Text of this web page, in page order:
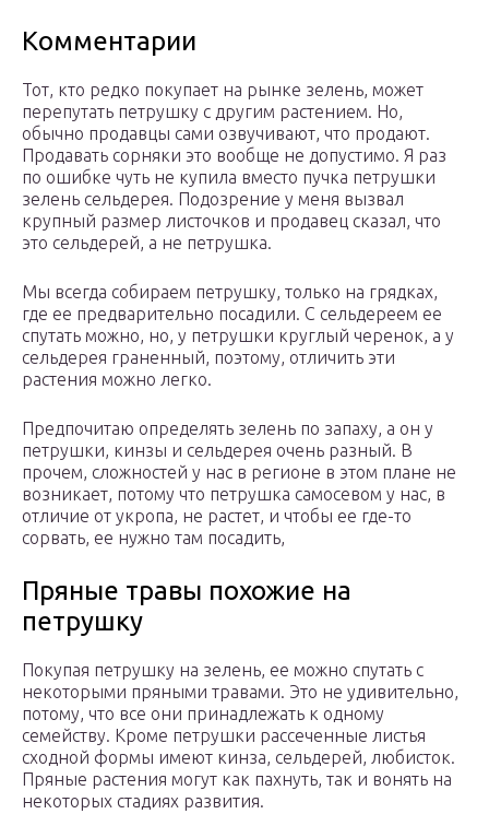
Комментарии
Тот, кто редко покупает на рынке зелень, может
перепутать петрушку с другим растением. Но,
обычно продавцы сами озвучивают, что продают.
Продавать сорняки это вообще не допустимо. Я раз
по ошибке чуть не купила вместо пучка петрушки
зелень сельдерея. Подозрение у меня вызвал
крупный размер листочков и продавец сказал, что
это сельдерей, а не петрушка.
Мы всегда собираем петрушку, только на грядках,
где ее предварительно посадили. С сельдереем ее
спутать можно, но, у петрушки круглый черенок, а у
сельдерея граненный, поэтому, отличить эти
растения можно легко.
Предпочитаю определять зелень по запаху, а он у
петрушки, кинзы и сельдерея очень разный. В
прочем, сложностей у нас в регионе в этом плане не
возникает, потому что петрушка самосевом у нас, в
отличие от укропа, не растет, и чтобы ее где-то
сорвать, ее нужно там посадить,
Пряные травы похожие на
петрушку
Покупая петрушку на зелень, ее можно спутать с
некоторыми пряными травами. Это не удивительно,
потому, что все они принадлежать к одному
семейству. Кроме петрушки рассеченные листья
сходной формы имеют кинза, сельдерей, любисток.
Пряные растения могут как пахнуть, так и вонять на
некоторых стадиях развития.